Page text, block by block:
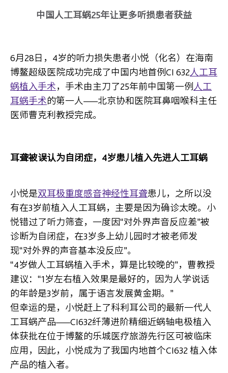
中国人工耳蜗25年让更多听损患者获益
6月28日，4岁的听力损失患者小悦（化名）在海南
博鳌超级医院成功完成了中国内地首例CI 632人工耳
蜗植入手术，手术由主刀了25年前中国第一例人工
耳蜗手术的第一人——北京协和医院耳鼻咽喉科主任
医师曹克利教授完成。
耳聋被误认为自闭症，4岁患儿植入先进人工耳蜗
小悦是双耳极重度感音神经性耳聋患儿，之所以没
有在3岁前植入人工耳蜗，主要是因为确诊太晚。小
悦错过了听力筛查，一度因“对外界声音反应差”被
诊断为自闭症，在3岁多上幼儿园时才被老师发
现“对外界的声音基本没反应”。
“4岁做人工耳蜗植入手术，算是比较晚的”，曹教授
建议：“1岁左右植入效果是最好的，因为人学说话
的年龄是3岁前，属于语言发展黄金期。”
但幸运的是，小悦赶上了科利耳公司的最新一代人
工耳蜗产品——CI632纤薄进阶精细近蜗轴电极植入
体获批在位于博鳌的乐城医疗旅游先行区可被临床
应用，因此，小悦成为了我国内地首个CI632 植入体
产品的植入者。